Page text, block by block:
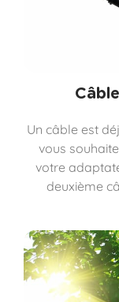
Un câble est
vous
votre
deuxième